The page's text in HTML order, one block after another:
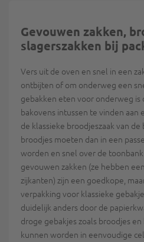
Gevouwen zakken,
slagerszakken bij
Vers uit de oven en snel in een
ontbijten of om onderweg een
gebakken eten voor onderweg is
bakovens intussen te vinden aan
de klassieke broodjeszaak van
broodjes moeten dan in een
worden en snel over de
gevouwen zakken (ze hebben
zijkanten) zijn een goedkope,
verpakking voor klassieke
duidelijk anders door de
droge gebakjes zoals broodjes
kunnen worden in eenvoudige